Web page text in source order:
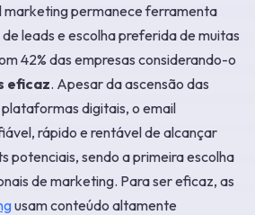
marketing permanece ferramenta
leads e escolha preferida de muitas
42% das empresas considerando-o
eficaz. Apesar da ascensão das
digitais, o email
rápido e rentável de alcançar
potenciais, sendo a primeira escolha
de marketing. Para ser eficaz, as
usam conteúdo altamente